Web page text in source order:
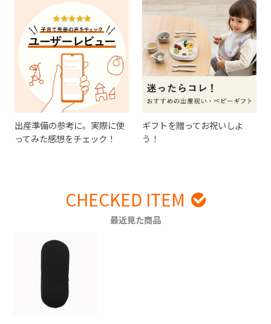
出産準備の参考に。実際に使
ってみた感想をチェック！
ギフトを贈ってお祝いしよ
う！
CHECKED ITEM
最近見た商品